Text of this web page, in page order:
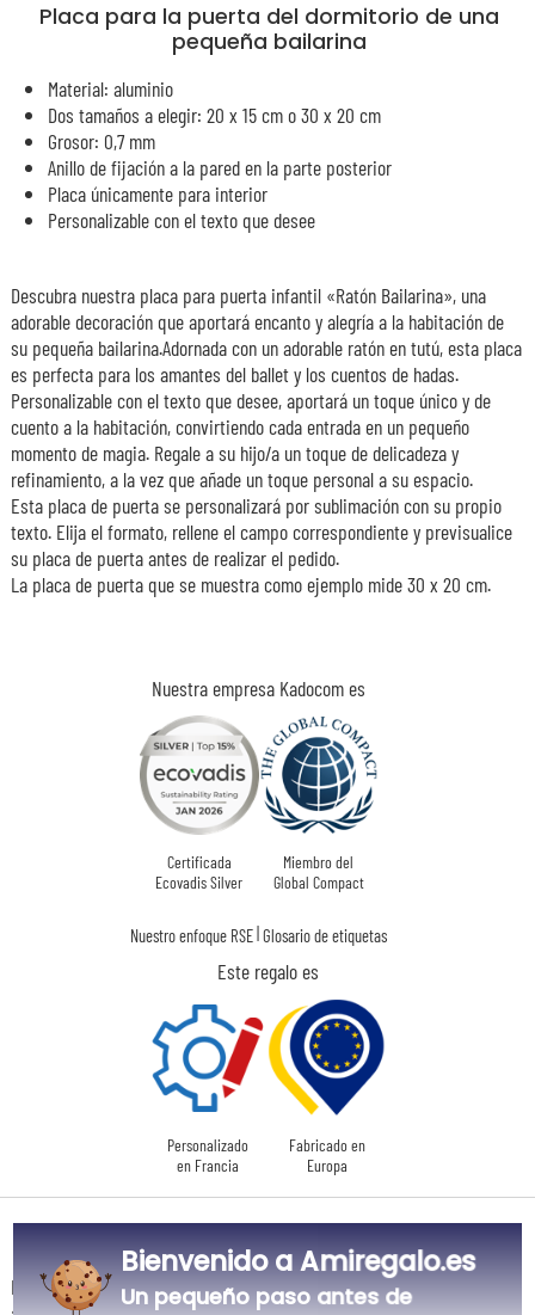
Placa para la puerta del dormitorio de una
pequeña bailarina
Material: aluminio
Dos tamaños a elegir: 20 x 15 cm o 30 x 20 cm
Grosor: 0,7 mm
Anillo de fijación a la pared en la parte posterior
Placa únicamente para interior
Personalizable con el texto que desee
Nuestra empresa Kadocom es
Certificada
Ecovadis Silver
Miembro del
Global Compact
Nuestro enfoque RSE|Glosario de etiquetas
Este regalo es
Personalizado
en Francia
Fabricado en
Europa
Descubra nuestra placa para puerta infantil «Ratón Bailarina», una
adorable decoración que aportará encanto y alegría a la habitación de
su pequeña bailarina.Adornada con un adorable ratón en tutú, esta placa
es perfecta para los amantes del ballet y los cuentos de hadas.
Personalizable con el texto que desee, aportará un toque único y de
cuento a la habitación, convirtiendo cada entrada en un pequeño
momento de magia. Regale a su hijo/a un toque de delicadeza y
refinamiento, a la vez que añade un toque personal a su espacio.
Esta placa de puerta se personalizará por sublimación con su propio
texto. Elija el formato, rellene el campo correspondiente y previsualice
su placa de puerta antes de realizar el pedido.
La placa de puerta que se muestra como ejemplo mide 30 x 20 cm.
Tiempos de entrega y gastos de envío
La estimación de la fecha de recepción y de los gastos de envío de este
Bienvenido a Amiregalo.es
Un pequeño paso antes de